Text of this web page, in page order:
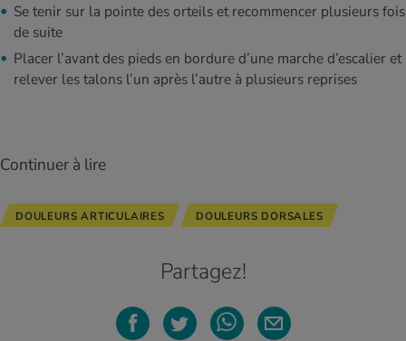
Se tenir sur la pointe des orteils et recommencer plusieurs fois
de suite
Placer l’avant des pieds en bordure d’une marche d’escalier et
relever les talons l’un après l’autre à plusieurs reprises
Continuer à lire
DOULEURS ARTICULAIRES DOULEURS DORSALES
Partagez!